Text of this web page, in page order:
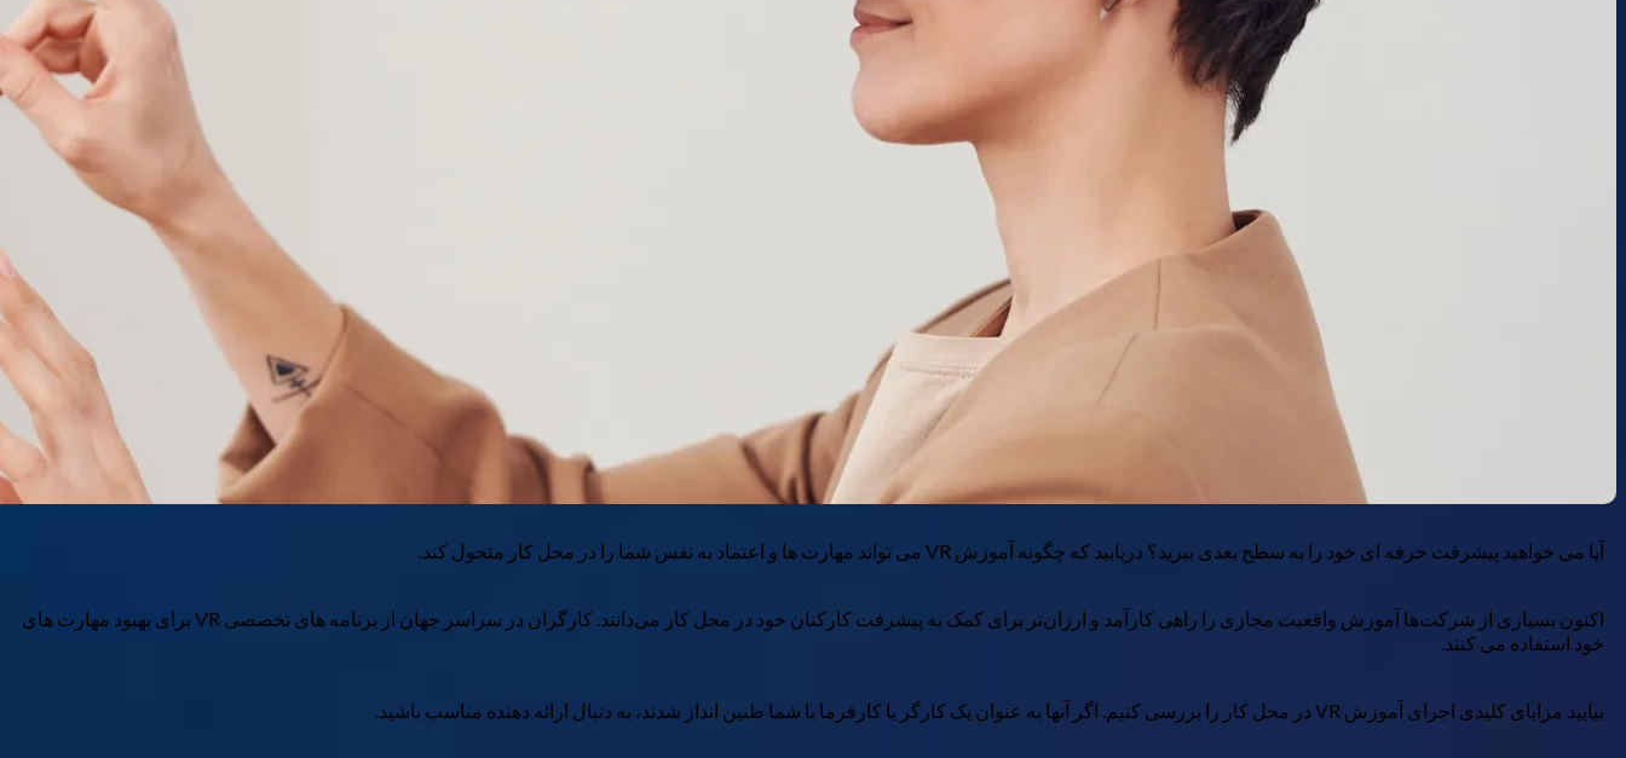
آیا می خواهید پیشرفت حرفه ای خود را به سطح بعدی ببرید؟ دریابید که چگونه آموزش VR می تواند مهارت ها و اعتماد به نفس شما را در محل کار متحول کند.
اکنون بسیاری از شرکت‌ها آموزش واقعیت مجازی را راهی کارآمد و ارزان‌تر برای کمک به پیشرفت کارکنان خود در محل کار می‌دانند. کارگران در سراسر جهان از برنامه های تخصصی VR برای بهبود مهارت های
خود استفاده می کنند.
بیایید مزایای کلیدی اجرای آموزش VR در محل کار را بررسی کنیم. اگر آنها به عنوان یک کارگر یا کارفرما با شما طنین انداز شدند، به دنبال ارائه دهنده مناسب باشید.